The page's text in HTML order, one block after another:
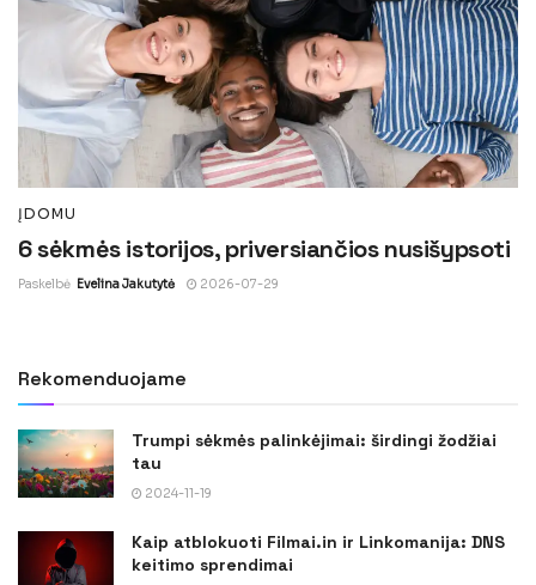
ĮDOMU
6 sėkmės istorijos, priversiančios nusišypsoti
Paskelbė Evelina Jakutytė 2026-07-29
Rekomenduojame
Trumpi sėkmės palinkėjimai: širdingi žodžiai
tau
2024-11-19
Kaip atblokuoti Filmai.in ir Linkomanija: DNS
keitimo sprendimai